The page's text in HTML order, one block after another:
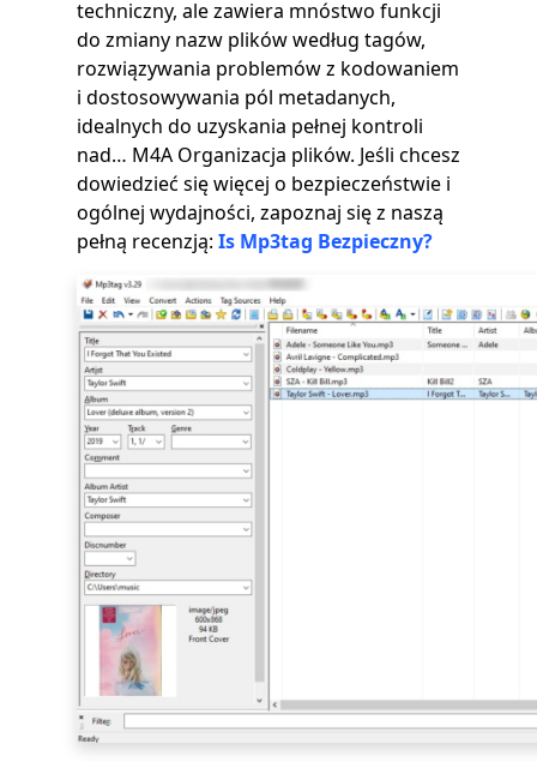
techniczny, ale zawiera mnóstwo funkcji
do zmiany nazw plików według tagów,
rozwiązywania problemów z kodowaniem
i dostosowywania pól metadanych,
idealnych do uzyskania pełnej kontroli
nad… M4A Organizacja plików. Jeśli chcesz
dowiedzieć się więcej o bezpieczeństwie i
ogólnej wydajności, zapoznaj się z naszą
pełną recenzją: Is Mp3tag Bezpieczny?